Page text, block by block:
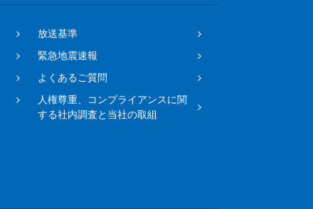
放送基準
緊急地震速報
よくあるご質問
人権尊重、コンプライアンスに関
する社内調査と当社の取組